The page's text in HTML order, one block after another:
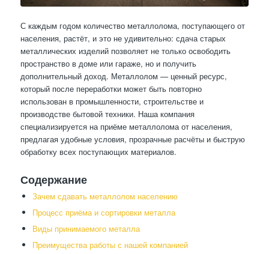
С каждым годом количество металлолома, поступающего от
населения, растёт, и это не удивительно: сдача старых
металлических изделий позволяет не только освободить
пространство в доме или гараже, но и получить
дополнительный доход. Металлолом — ценный ресурс,
который после переработки может быть повторно
использован в промышленности, строительстве и
производстве бытовой техники. Наша компания
специализируется на приёме металлолома от населения,
предлагая удобные условия, прозрачные расчёты и быструю
обработку всех поступающих материалов.
Содержание
Зачем сдавать металлолом населению
Процесс приёма и сортировки металла
Виды принимаемого металла
Преимущества работы с нашей компанией